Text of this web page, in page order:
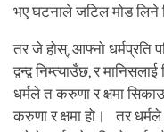
भए घटनाले जटिल मोड लिने
तर जे होस्, आफ्नो धर्मप्रति
द्वन्द्व निम्त्याउँछ, र
धर्मले त करुणा र क्षमा
करुणा र क्षमा हो। तर